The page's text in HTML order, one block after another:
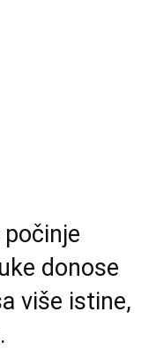
počinje
donose
više istine,